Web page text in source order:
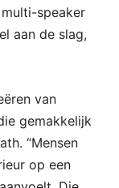
speaker
aan de slag,
van
gemakkelijk
“Mensen
op een